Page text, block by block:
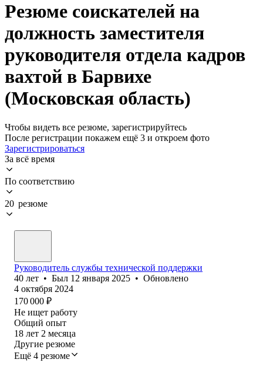
Резюме соискателей на
должность заместителя
руководителя отдела кадров
вахтой в Барвихе
(Московская область)
Чтобы видеть все резюме, зарегистрируйтесь
После регистрации покажем ещё 3 и откроем фото
Зарегистрироваться
За всё время
По соответствию
20 резюме
Руководитель службы технической поддержки
40 лет • Был 12 января 2025 • Обновлено
4 октября 2024
170 000 ₽
Не ищет работу
Общий опыт
18 лет 2 месяца
Другие резюме
Ещё 4 резюме